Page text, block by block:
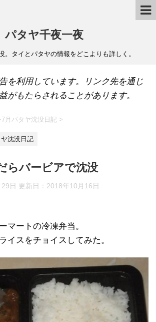
パタヤ千夜一夜
。タイとパタヤの情報をどこよりも詳しく。
を利用しています。リンク先を通じ
がもたらされることがあります。
月パタヤ沈没日記 >
沈没日記
らバービアで沈没
日 更新日： 2018年10月16日
マートの冷凍弁当。
イスをチョイスしてみた。